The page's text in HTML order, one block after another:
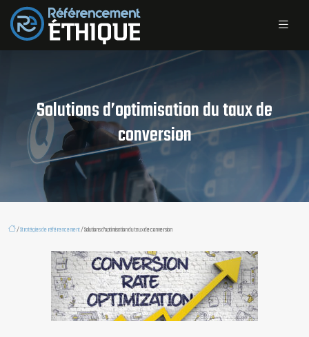
Solutions d’optimisation du taux de
conversion
/Stratégies de référencement/ Solutions d’optimisation du taux de conversion